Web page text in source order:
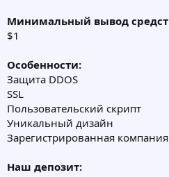
Минимальный вывод
$1
Особенности:
Защита DDOS
SSL
Пользовательский скрипт
Уникальный дизайн
Зарегистрированная компания
Наш депозит: